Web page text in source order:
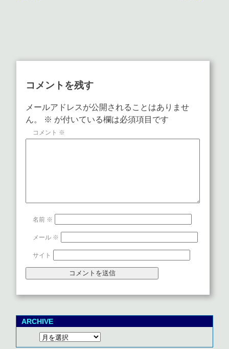
コメントを残す
メールアドレスが公開されることはありませ
ん。
※ が付いている欄は必須項目です
コメント ※
名前 ※
メール ※
サイト
ARCHIVE